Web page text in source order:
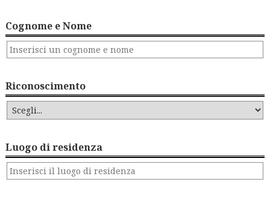
Cognome e Nome
Riconoscimento
Luogo di residenza